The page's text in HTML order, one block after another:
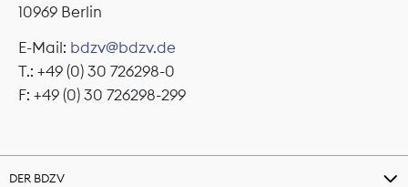
10969 Berlin
E-Mail: bdzv@bdzv.de
T.: +49 (0) 30 726298-0
F: +49 (0) 30 726298-299
DER BDZV